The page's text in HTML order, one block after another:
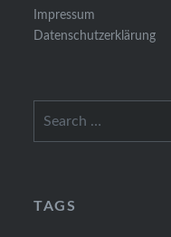
Impressum
Datenschutzerklärung
TAGS